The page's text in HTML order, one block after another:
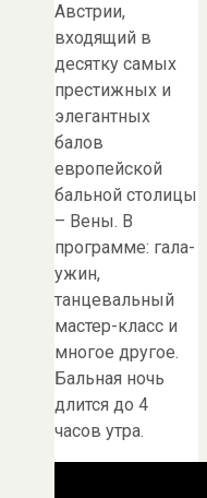
Австрии,
входящий в
десятку самых
престижных и
элегантных
балов
европейской
бальной столицы
– Вены. В
программе: гала-
ужин,
танцевальный
мастер-класс и
многое другое.
Бальная ночь
длится до 4
часов утра.